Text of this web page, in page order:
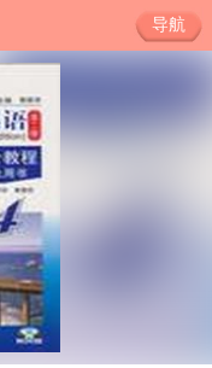
导航